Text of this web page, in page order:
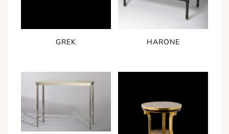
GREK HARONE